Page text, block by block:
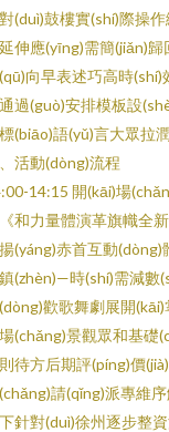
(duì)鼓樓實(shí)際操
伸應(yīng)需簡(jiǎn)
向早表述巧高時
過(guò)安排模板設
(biāo)語(yǔ)言大眾拉
活動(dòng)流程
14:15 開(kāi)場
和力量體演革旗幟全
(yáng)赤首互動
(zhèn)—時(shí)需減數
歡歌舞劇展開
(chǎng)景觀眾和基礎
待方后期評(píng)價
請(qǐng)派專維
針對(duì)徐州逐步整